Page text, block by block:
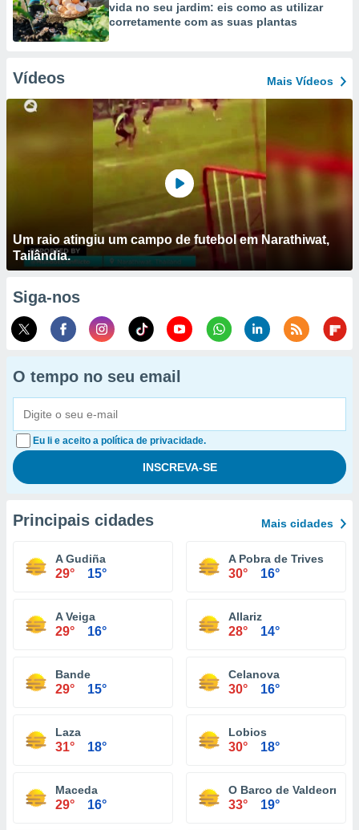
vida no seu jardim: eis como as utilizar
corretamente com as suas plantas
Vídeos Mais Vídeos
Um raio atingiu um campo de futebol em Narathiwat,
Tailândia.
Siga-nos
O tempo no seu email
Eu li e aceito a política de privacidade.
Principais cidades Mais cidades
A Gudiña
29° 15°
A Pobra de Trives
30° 16°
A Veiga
29° 16°
Allariz
28° 14°
Bande
29° 15°
Celanova
30° 16°
Laza
31° 18°
Lobios
30° 18°
Maceda
29° 16°
O Barco de Valdeorras
33° 19°